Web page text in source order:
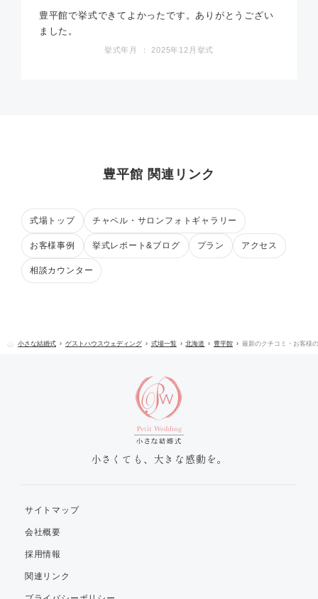
豊平館で挙式できてよかったです。ありがとうござい
ました。
挙式年月 ： 2025年12月挙式
豊平館 関連リンク
式場トップ チャペル・サロンフォトギャラリー
お客様事例 挙式レポート&ブログ プラン アクセス
相談カウンター
小さな結婚式 ゲストハウスウェディング 式場一覧 北海道 豊平館 最新のクチコミ・お客様
小さくても、大きな感動を。
サイトマップ
会社概要
採用情報
関連リンク